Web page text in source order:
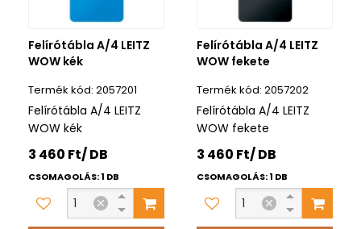
Felírótábla A/4 LEITZ
WOW kék
2057201
Felírótábla A/4 LEITZ
WOW kék
3 460 Ft/ DB
CSOMAGOLÁS: 1 DB
Felírótábla A/4 LEITZ
WOW fekete
2057202
Felírótábla A/4 LEITZ
WOW fekete
3 460 Ft/ DB
CSOMAGOLÁS: 1 DB